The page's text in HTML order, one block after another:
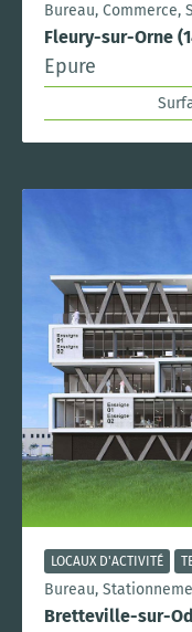
Bureau, Commerce,
Fleury-sur-Orne
Epure
LOCAUX D'ACTIVITÉ
Bureau,
Bretteville-sur-